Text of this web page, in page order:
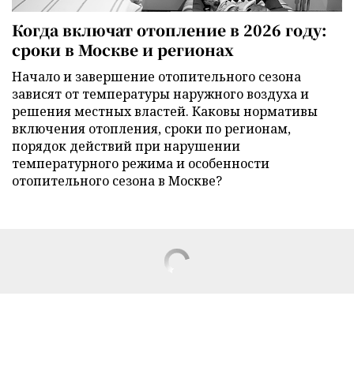
Когда включат отопление в 2026 году:
сроки в Москве и регионах
Начало и завершение отопительного сезона
зависят от температуры наружного воздуха и
решения местных властей. Каковы нормативы
включения отопления, сроки по регионам,
порядок действий при нарушении
температурного режима и особенности
отопительного сезона в Москве?